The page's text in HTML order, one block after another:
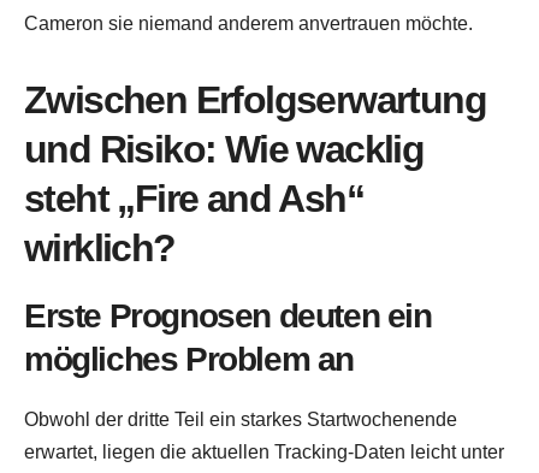
Cameron sie niemand anderem anvertrauen möchte.
Zwischen Erfolgserwartung
und Risiko: Wie wacklig
steht „Fire and Ash“
wirklich?
Erste Prognosen deuten ein
mögliches Problem an
Obwohl der dritte Teil ein starkes Startwochenende
erwartet, liegen die aktuellen Tracking-Daten leicht unter